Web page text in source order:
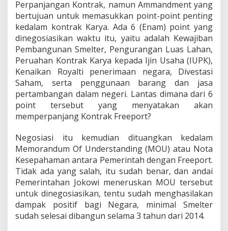
Perpanjangan Kontrak, namun Ammandment yang
bertujuan untuk memasukkan point-point penting
kedalam kontrak Karya. Ada 6 (Enam) point yang
dinegosiasikan waktu itu, yaitu adalah Kewajiban
Pembangunan Smelter, Pengurangan Luas Lahan,
Peruahan Kontrak Karya kepada Ijin Usaha (IUPK),
Kenaikan Royalti penerimaan negara, Divestasi
Saham, serta penggunaan barang dan jasa
pertambangan dalam negeri. Lantas dimana dari 6
point tersebut yang menyatakan akan
memperpanjang Kontrak Freeport?
Negosiasi itu kemudian dituangkan kedalam
Memorandum Of Understanding (MOU) atau Nota
Kesepahaman antara Pemerintah dengan Freeport.
Tidak ada yang salah, itu sudah benar, dan andai
Pemerintahan Jokowi meneruskan MOU tersebut
untuk dinegosiasikan, tentu sudah menghasilakan
dampak positif bagi Negara, minimal Smelter
sudah selesai dibangun selama 3 tahun dari 2014.